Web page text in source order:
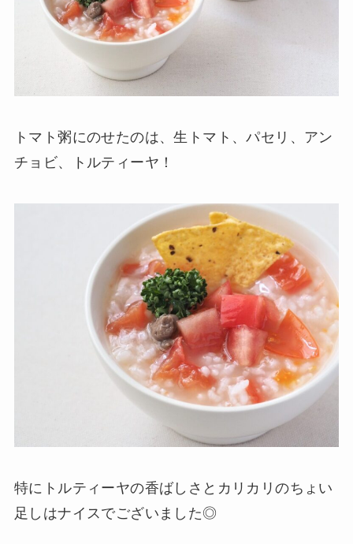
トマト粥にのせたのは、生トマト、パセリ、アン
チョビ、トルティーヤ！
特にトルティーヤの香ばしさとカリカリのちょい
足しはナイスでございました◎